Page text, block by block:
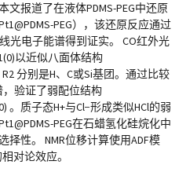
报道了在液体PDMS-PEG中还原
PEG），该还原反应通过
光电子能谱得到证实。 CO红外光
以近似八面体结构
R2 分别是H、C或Si基团。通过比较
验证了弱配位结构
。质子态H+与Cl−形成类似HCl的弱
PEG在石蜡氢化硅烷化中
性。 NMR位移计算使用ADF模
对论效应。